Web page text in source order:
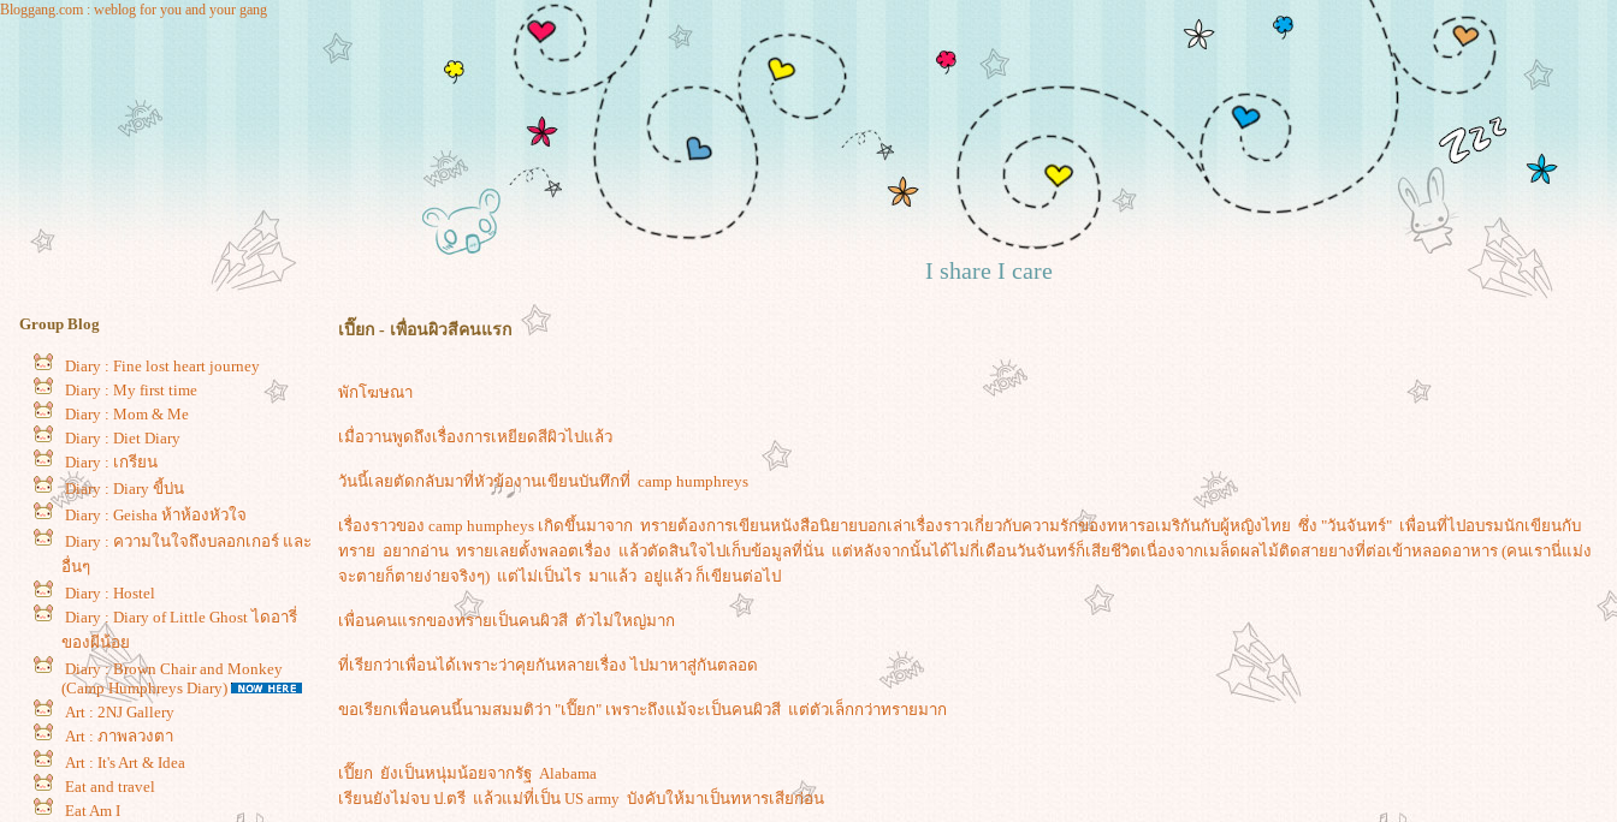
Bloggang.com : weblog for you and your gang
I share I care
Group Blog
Diary : Fine lost heart journey
Diary : My first time
Diary : Mom & Me
Diary : Diet Diary
Diary : เกรียน
Diary : Diary ขี้บ่น
Diary : Geisha ห้าห้องหัวใจ
Diary : ความในใจถึงบลอกเกอร์ และ
อื่นๆ
Diary : Hostel
Diary : Diary of Little Ghost ไดอารี่
ของผีน้อ
Diary : Brown Chair and Monkey
(Camp Humphreys Diary)
Art : 2NJ Gallery
Art : ภาพลวงตา
Art : It's Art & Idea
Eat and travel
Eat Am I
เปี๊ยก - เพื่อนผิวสีคนแรก
พักโฆษณา
เมื่อวานพูดถึงเรื่องการเหยียดสีผิวไปแล้ว
วันนี้เลยตัดกลับมาที่หัวข้องานเขียนบันทึกที่ camp humphreys
เรื่องราวของ camp humpheys เกิดขึ้นมาจาก ทรายต้องการเขียนหนังสือนิยายบอกเล่าเรื่องราวเกี่ยวกับความรักของทหารอเมริกันกับผู้หญิงไทย ซึ่ง "วันจันทร์" เพื่อนที่ไปอบรมนักเขียนกับ
ทราย อยากอ่าน ทรายเลยตั้งพลอตเรื่อง แล้วตัดสินใจไปเก็บข้อมูลที่นั่น แต่หลังจากนั้นได้ไม่กี่เดือนวันจันทร์ก็เสียชีวิตเนื่องจากเมล็ดผลไม้ติดสายยางที่ต่อเข้าหลอดอาหาร (คนเรานี่แม่ง
จะตายก็ตายง่ายจริงๆ) แต่ไม่เป็นไร มาแล้ว อยู่แล้ว ก็เขียนต่อไป
เพื่อนคนแรกของทรายเป็นคนผิวสี ตัวไม่ใหญ่มาก
ที่เรียกว่าเพื่อนได้เพราะว่าคุยกันหลายเรื่อง ไปมาหาสู่กันตลอด
ขอเรียกเพื่อนคนนี้นามสมมติว่า "เปี๊ยก" เพราะถึงแม้จะเป็นคนผิวสี แต่ตัวเล็กกว่าทรายมาก
เปี๊ยก ยังเป็นหนุ่มน้อยจากรัฐ Alabama
เรียนยังไม่จบ ป.ตรี แล้วแม่ที่เป็น US army บังคับให้มาเป็นทหารเสียก่อน